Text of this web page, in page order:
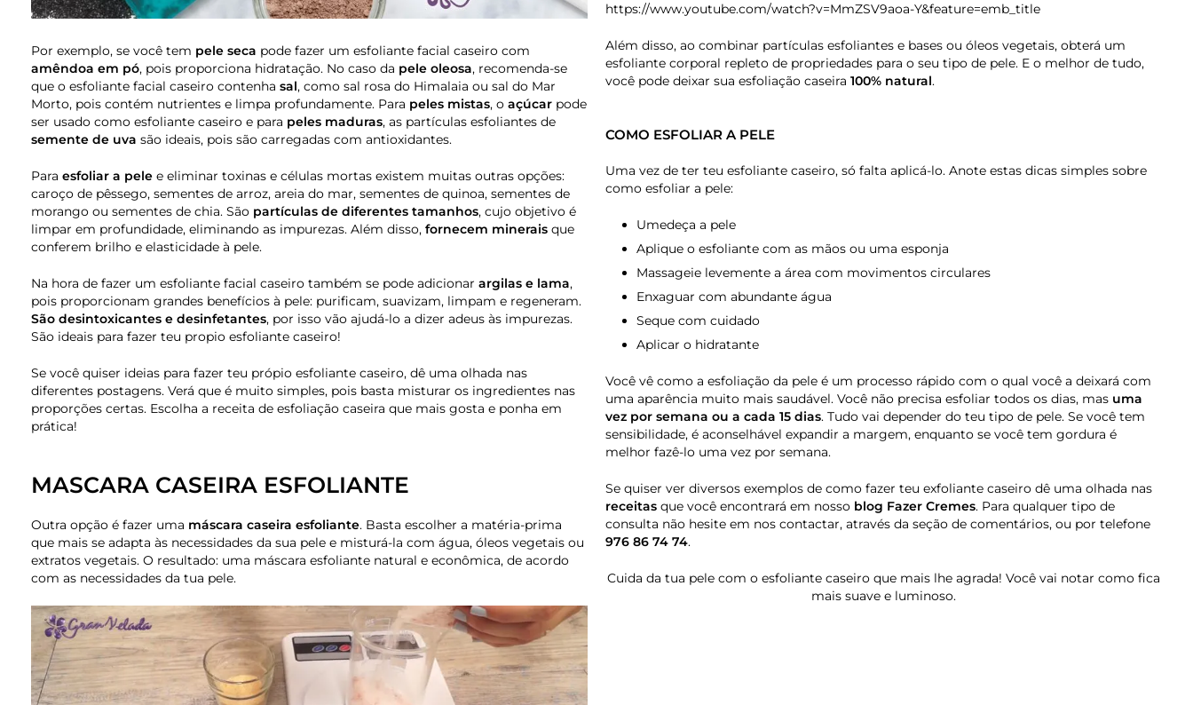
Por exemplo, se você tem pele seca pode fazer um esfoliante facial caseiro com
amêndoa em pó, pois proporciona hidratação. No caso da pele oleosa, recomenda-se
que o esfoliante facial caseiro contenha sal, como sal rosa do Himalaia ou sal do Mar
Morto, pois contém nutrientes e limpa profundamente. Para peles mistas, o açúcar pode
ser usado como esfoliante caseiro e para peles maduras, as partículas esfoliantes de
semente de uva são ideais, pois são carregadas com antioxidantes.
Para esfoliar a pele e eliminar toxinas e células mortas existem muitas outras opções:
caroço de pêssego, sementes de arroz, areia do mar, sementes de quinoa, sementes de
morango ou sementes de chia. São partículas de diferentes tamanhos, cujo objetivo é
limpar em profundidade, eliminando as impurezas. Além disso, fornecem minerais que
conferem brilho e elasticidade à pele.
Na hora de fazer um esfoliante facial caseiro também se pode adicionar argilas e lama,
pois proporcionam grandes benefícios à pele: purificam, suavizam, limpam e regeneram.
São desintoxicantes e desinfetantes, por isso vão ajudá-lo a dizer adeus às impurezas.
São ideais para fazer teu propio esfoliante caseiro!
Se você quiser ideias para fazer teu própio esfoliante caseiro, dê uma olhada nas
diferentes postagens. Verá que é muito simples, pois basta misturar os ingredientes nas
proporções certas. Escolha a receita de esfoliação caseira que mais gosta e ponha em
prática!
MASCARA CASEIRA ESFOLIANTE
Outra opção é fazer uma máscara caseira esfoliante. Basta escolher a matéria-prima
que mais se adapta às necessidades da sua pele e misturá-la com água, óleos vegetais ou
extratos vegetais. O resultado: uma máscara esfoliante natural e econômica, de acordo
com as necessidades da tua pele.
https://www.youtube.com/watch?v=MmZSV9aoa-Y&feature=emb_title
Além disso, ao combinar partículas esfoliantes e bases ou óleos vegetais, obterá um
esfoliante corporal repleto de propriedades para o seu tipo de pele. E o melhor de tudo,
você pode deixar sua esfoliação caseira 100% natural.
COMO ESFOLIAR A PELE
Uma vez de ter teu esfoliante caseiro, só falta aplicá-lo. Anote estas dicas simples sobre
como esfoliar a pele:
Umedeça a pele
Aplique o esfoliante com as mãos ou uma esponja
Massageie levemente a área com movimentos circulares
Enxaguar com abundante água
Seque com cuidado
Aplicar o hidratante
Você vê como a esfoliação da pele é um processo rápido com o qual você a deixará com
uma aparência muito mais saudável. Você não precisa esfoliar todos os dias, mas uma
vez por semana ou a cada 15 dias. Tudo vai depender do teu tipo de pele. Se você tem
sensibilidade, é aconselhável expandir a margem, enquanto se você tem gordura é
melhor fazê-lo uma vez por semana.
Se quiser ver diversos exemplos de como fazer teu exfoliante caseiro dê uma olhada nas
receitas que você encontrará em nosso blog Fazer Cremes. Para qualquer tipo de
consulta não hesite em nos contactar, através da seção de comentários, ou por telefone
976 86 74 74.
Cuida da tua pele com o esfoliante caseiro que mais lhe agrada! Você vai notar como fica
mais suave e luminoso.